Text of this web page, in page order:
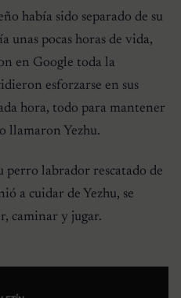
había sido separado de su
unas pocas horas de vida,
en Google toda la
esforzarse en sus
hora, todo para mantener
llamaron Yezhu.
perro labrador rescatado de
a cuidar de Yezhu, se
caminar y jugar.